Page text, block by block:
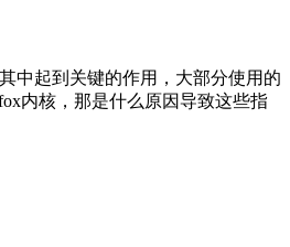
中起到关键的作用，大部分使用的
内核，那是什么原因导致这些指